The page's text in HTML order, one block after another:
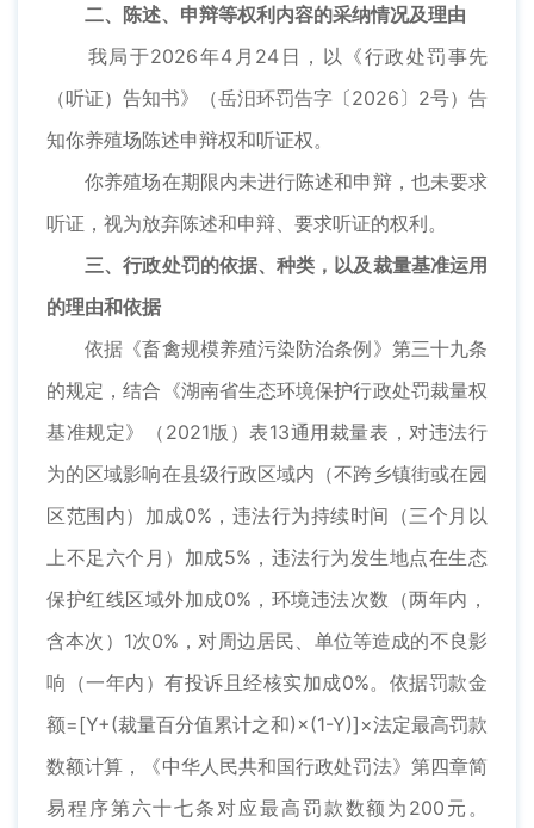
二、陈述、申辩等权利内容的采纳情况及理由
我局于2026年4月24日，以《行政处罚事先
（听证）告知书》（岳汨环罚告字〔2026〕2号）告
知你养殖场陈述申辩权和听证权。
你养殖场在期限内未进行陈述和申辩，也未要求
听证，视为放弃陈述和申辩、要求听证的权利。
三、行政处罚的依据、种类，以及裁量基准运用
的理由和依据
依据《畜禽规模养殖污染防治条例》第三十九条
的规定，结合《湖南省生态环境保护行政处罚裁量权
基准规定》（2021版）表13通用裁量表，对违法行
为的区域影响在县级行政区域内（不跨乡镇街或在园
区范围内）加成0%，违法行为持续时间（三个月以
上不足六个月）加成5%，违法行为发生地点在生态
保护红线区域外加成0%，环境违法次数（两年内，
含本次）1次0%，对周边居民、单位等造成的不良影
响（一年内）有投诉且经核实加成0%。依据罚款金
额=[Y+(裁量百分值累计之和)×(1-Y)]×法定最高罚款
数额计算，《中华人民共和国行政处罚法》第四章简
易程序第六十七条对应最高罚款数额为200元。